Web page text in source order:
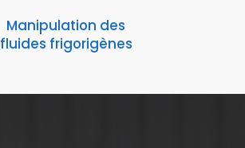
Manipulation des
fluides frigorigènes